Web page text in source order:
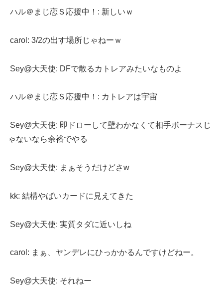
ハル＠まじ恋Ｓ応援中！: 新しいｗ
carol: 3/2の出す場所じゃねーｗ
Sey@大天使: DFで散るカトレアみたいなものよ
ハル＠まじ恋Ｓ応援中！: カトレアは宇宙
Sey@大天使: 即ドローして壁わかなくて相手ボーナスじ
ゃないなら余裕でやる
Sey@大天使: まぁそうだけどさw
kk: 結構やばいカードに見えてきた
Sey@大天使: 実質タダに近いしね
carol: まぁ、ヤンデレにひっかかるんですけどねー。
Sey@大天使: それねー